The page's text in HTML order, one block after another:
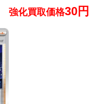
強化買取価格30円